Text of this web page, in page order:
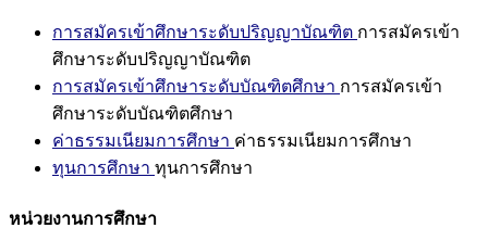
การสมัครเข้าศึกษาระดับปริญญาบัณฑิต การสมัครเข้า
ศึกษาระดับปริญญาบัณฑิต
การสมัครเข้าศึกษาระดับบัณฑิตศึกษา การสมัครเข้า
ศึกษาระดับบัณฑิตศึกษา
ค่าธรรมเนียมการศึกษา ค่าธรรมเนียมการศึกษา
ทุนการศึกษา ทุนการศึกษา
หน่วยงานการศึกษา